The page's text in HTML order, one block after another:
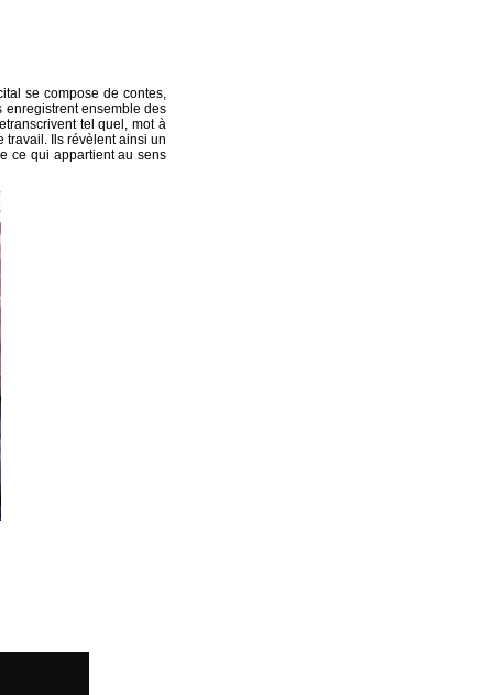
se compose de contes,
enregistrent ensemble des
tel quel, mot à
travail. Ils révèlent ainsi un
ce qui appartient au sens